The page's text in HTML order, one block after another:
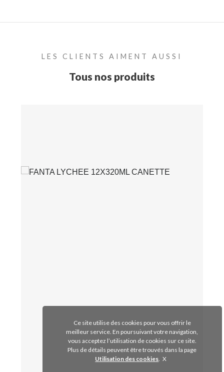
LES CLIENTS AIMENT AUSSI
Tous nos produits
Ce site utilise des cookies pour vous offrir le
meilleur service. En poursuivant votre navigation,
vous acceptez l’utilisation de cookies sur ce site.
Plus de détails peuvent être trouvés dans la page
Utilisation des cookies.